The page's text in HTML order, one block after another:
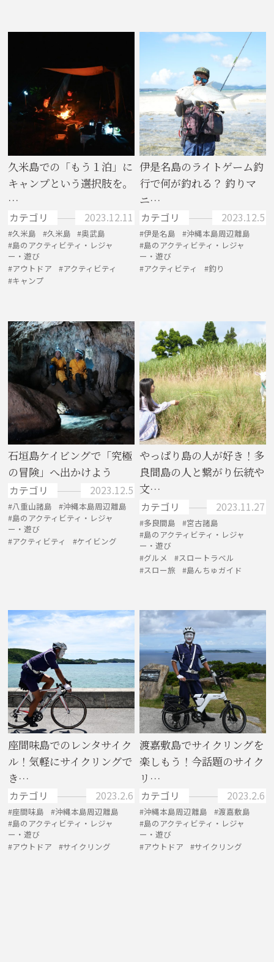
久米島での「もう１泊」に
キャンプという選択肢を。
…
カテゴリ 2023.12.11
久米島 久米島
奥武島
島のアクティビティ・レジャ
ー・遊び
アウトドア
アクティビティ
キャンプ
伊是名島のライトゲーム釣
行で何が釣れる？ 釣りマ
ニ…
カテゴリ 2023.12.5
伊是名島
沖縄本島周辺離島
島のアクティビティ・レジャ
ー・遊び
アクティビティ
釣り
石垣島ケイビングで「究極
の冒険」へ出かけよう
カテゴリ 2023.12.5
八重山諸島
沖縄本島周辺離島
島のアクティビティ・レジャ
ー・遊び
アクティビティ
ケイビング
やっぱり島の人が好き！多
良間島の人と繋がり伝統や
文…
カテゴリ 2023.11.27
多良間島
宮古諸島
島のアクティビティ・レジャ
ー・遊び
グルメ
スロートラベル
スロー旅
島んちゅガイド
座間味島でのレンタサイク
ル！気軽にサイクリングで
き…
カテゴリ 2023.2.6
座間味島
沖縄本島周辺離島
島のアクティビティ・レジャ
ー・遊び
アウトドア
サイクリング
渡嘉敷島でサイクリングを
楽しもう！今話題のサイク
リ…
カテゴリ 2023.2.6
沖縄本島周辺離島
渡嘉敷島
島のアクティビティ・レジャ
ー・遊び
アウトドア
サイクリング